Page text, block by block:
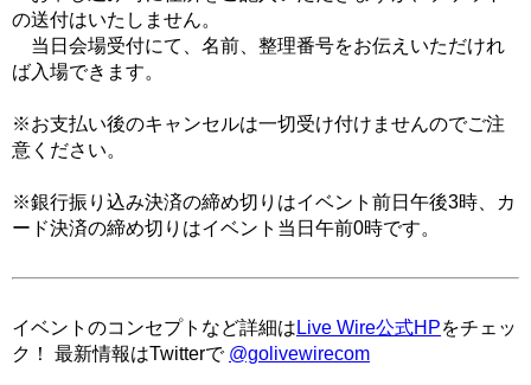
の送付はいたしません。
当日会場受付にて、名前、整理番号をお伝えいただけれ
ば入場できます。
※お支払い後のキャンセルは一切受け付けませんのでご注
意ください。
※銀行振り込み決済の締め切りはイベント前日午後3時、カ
ード決済の締め切りはイベント当日午前0時です。
イベントのコンセプトなど詳細は Live Wire公式HPをチェッ
ク！ 最新情報はTwitterで @golivewirecom